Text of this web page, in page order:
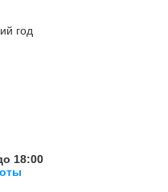
год
18:00